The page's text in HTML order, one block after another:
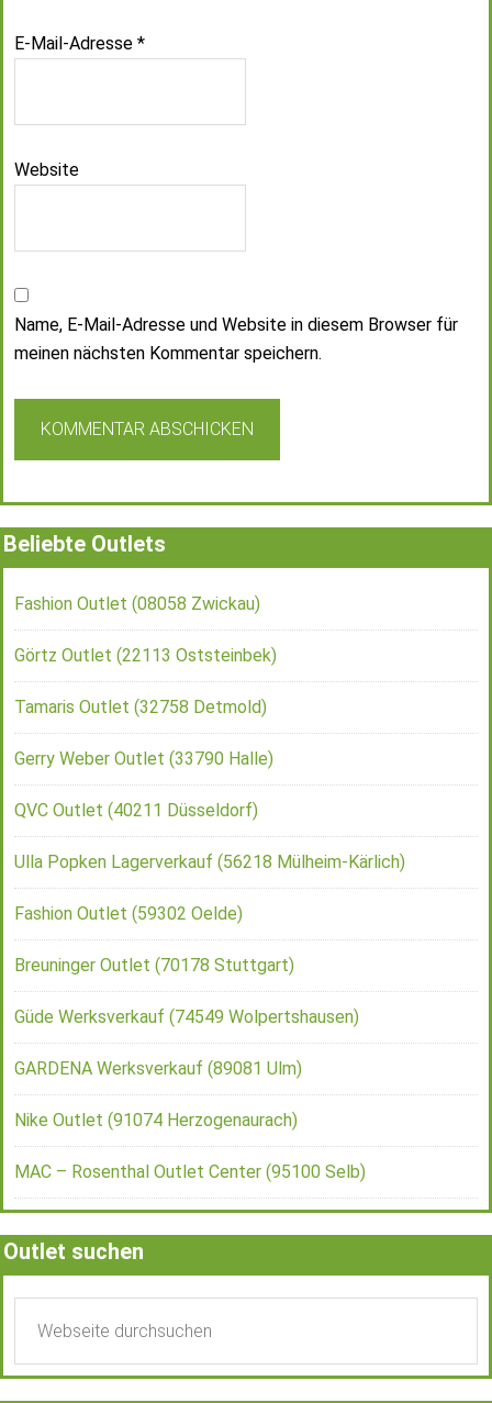
E-Mail-Adresse *
Website
Name, E-Mail-Adresse und Website in diesem Browser für
meinen nächsten Kommentar speichern.
Beliebte Outlets
Fashion Outlet (08058 Zwickau)
Görtz Outlet (22113 Oststeinbek)
Tamaris Outlet (32758 Detmold)
Gerry Weber Outlet (33790 Halle)
QVC Outlet (40211 Düsseldorf)
Ulla Popken Lagerverkauf (56218 Mülheim-Kärlich)
Fashion Outlet (59302 Oelde)
Breuninger Outlet (70178 Stuttgart)
Güde Werksverkauf (74549 Wolpertshausen)
GARDENA Werksverkauf (89081 Ulm)
Nike Outlet (91074 Herzogenaurach)
MAC – Rosenthal Outlet Center (95100 Selb)
Outlet suchen